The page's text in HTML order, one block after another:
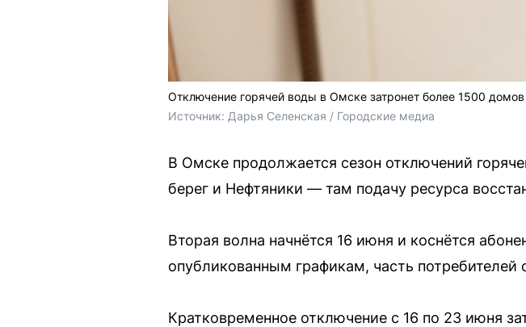
Отключение горячей воды в Омске затронет более 1500 домов
Источник: Дарья Селенская / Городские медиа
В Омске продолжается сезон отключений
берег и Нефтяники — там подачу ресурса
Вторая волна начнётся 16 июня и коснётся
опубликованным графикам, часть
Кратковременное отключение с 16 по 23 июня